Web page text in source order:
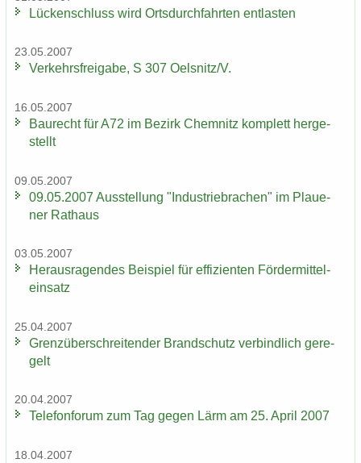
Lü­cken­schluss wird Orts­durch­fahr­ten ent­las­ten
23.05.2007
Ver­kehrs­frei­ga­be, S 307 Oels­nitz/V.
16.05.2007
Bau­recht für A72 im Be­zirk Chem­nitz kom­plett her­ge­
stellt
09.05.2007
09.05.2007 Aus­stel­lung "In­dus­trie­bra­chen" im Plaue­
ner Rat­haus
03.05.2007
Her­aus­ra­gen­des Bei­spiel für ef­fi­zi­en­ten För­der­mit­tel­
ein­satz
25.04.2007
Grenz­über­schrei­ten­der Brand­schutz ver­bind­lich ge­re­
gelt
20.04.2007
Te­le­fon­fo­rum zum Tag gegen Lärm am 25. April 2007
18.04.2007